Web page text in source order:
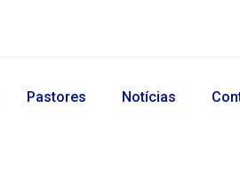
Pastores Notícias